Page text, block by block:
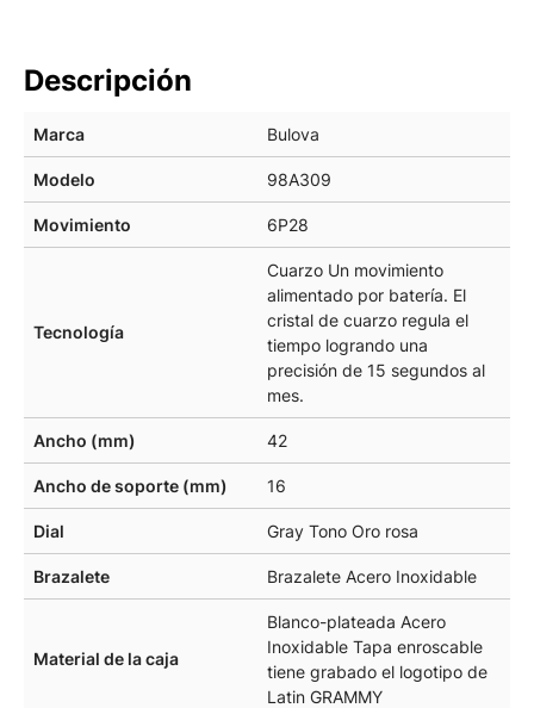
Descripción
Marca Bulova
Modelo 98A309
Movimiento 6P28
Tecnología
Cuarzo Un movimiento
alimentado por batería. El
cristal de cuarzo regula el
tiempo logrando una
precisión de 15 segundos al
mes.
Ancho (mm) 42
Ancho de soporte (mm) 16
Dial Gray Tono Oro rosa
Brazalete Brazalete Acero Inoxidable
Material de la caja
Blanco-plateada Acero
Inoxidable Tapa enroscable
tiene grabado el logotipo de
Latin GRAMMY